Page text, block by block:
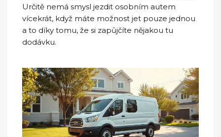
Určitě nemá smysl jezdit osobním autem
vícekrát, když máte možnost jet pouze jednou
a to díky tomu, že si zapůjčíte nějakou tu
dodávku.